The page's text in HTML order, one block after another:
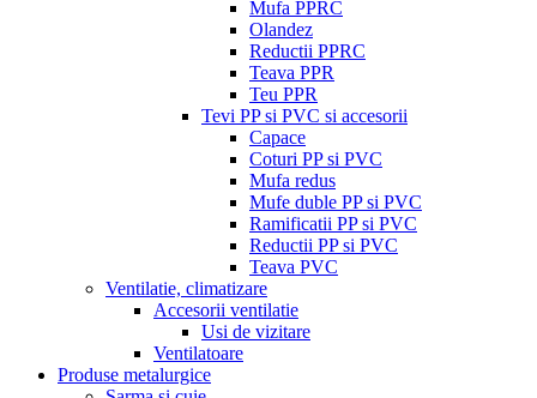
Mufa PPRC
Olandez
Reductii PPRC
Teava PPR
Teu PPR
Tevi PP si PVC si accesorii
Capace
Coturi PP si PVC
Mufa redus
Mufe duble PP si PVC
Ramificatii PP si PVC
Reductii PP si PVC
Teava PVC
Ventilatie, climatizare
Accesorii ventilatie
Usi de vizitare
Ventilatoare
Produse metalurgice